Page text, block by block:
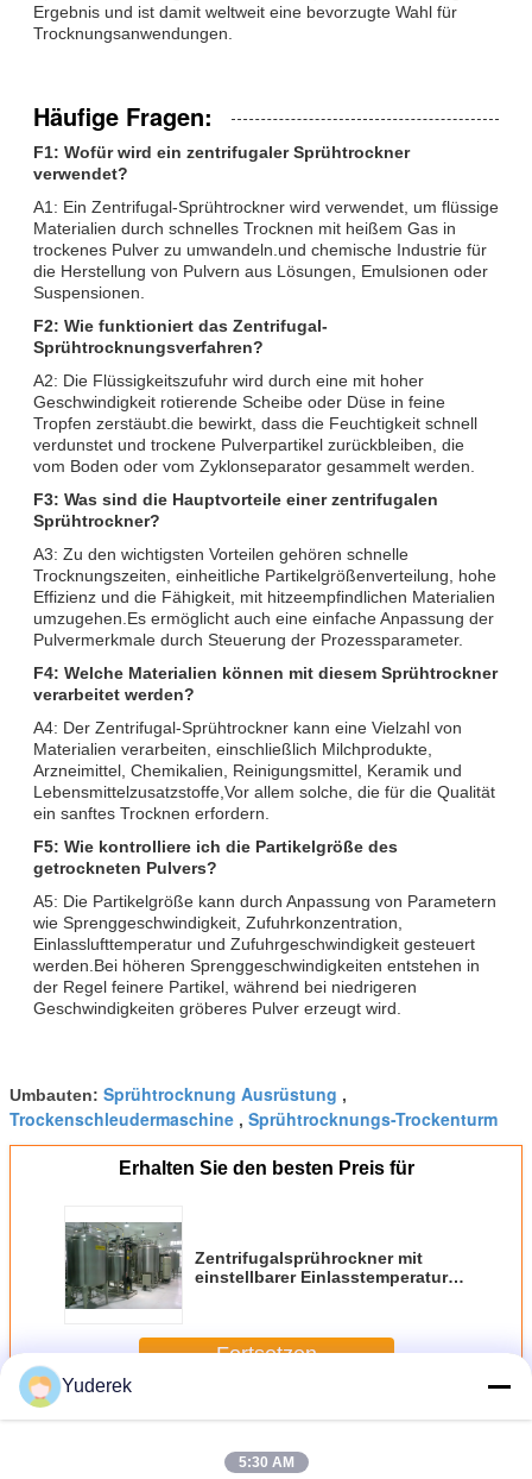
Ergebnis und ist damit weltweit eine bevorzugte Wahl für
Trocknungsanwendungen.
Häufige Fragen:
F1: Wofür wird ein zentrifugaler Sprühtrockner
verwendet?
A1: Ein Zentrifugal-Sprühtrockner wird verwendet, um flüssige
Materialien durch schnelles Trocknen mit heißem Gas in
trockenes Pulver zu umwandeln.und chemische Industrie für
die Herstellung von Pulvern aus Lösungen, Emulsionen oder
Suspensionen.
F2: Wie funktioniert das Zentrifugal-
Sprühtrocknungsverfahren?
A2: Die Flüssigkeitszufuhr wird durch eine mit hoher
Geschwindigkeit rotierende Scheibe oder Düse in feine
Tropfen zerstäubt.die bewirkt, dass die Feuchtigkeit schnell
verdunstet und trockene Pulverpartikel zurückbleiben, die
vom Boden oder vom Zyklonseparator gesammelt werden.
F3: Was sind die Hauptvorteile einer zentrifugalen
Sprühtrockner?
A3: Zu den wichtigsten Vorteilen gehören schnelle
Trocknungszeiten, einheitliche Partikelgrößenverteilung, hohe
Effizienz und die Fähigkeit, mit hitzeempfindlichen Materialien
umzugehen.Es ermöglicht auch eine einfache Anpassung der
Pulvermerkmale durch Steuerung der Prozessparameter.
F4: Welche Materialien können mit diesem Sprühtrockner
verarbeitet werden?
A4: Der Zentrifugal-Sprühtrockner kann eine Vielzahl von
Materialien verarbeiten, einschließlich Milchprodukte,
Arzneimittel, Chemikalien, Reinigungsmittel, Keramik und
Lebensmittelzusatzstoffe,Vor allem solche, die für die Qualität
ein sanftes Trocknen erfordern.
F5: Wie kontrolliere ich die Partikelgröße des
getrockneten Pulvers?
A5: Die Partikelgröße kann durch Anpassung von Parametern
wie Sprenggeschwindigkeit, Zufuhrkonzentration,
Einlasslufttemperatur und Zufuhrgeschwindigkeit gesteuert
werden.Bei höheren Sprenggeschwindigkeiten entstehen in
der Regel feinere Partikel, während bei niedrigeren
Geschwindigkeiten gröberes Pulver erzeugt wird.
Umbauten: Sprühtrocknung Ausrüstung ,
Trockenschleudermaschine , Sprühtrocknungs-Trockenturm
Erhalten Sie den besten Preis für
Zentrifugalsprührockner mit
einstellbarer Einlasstemperatur
200 Mikron und freistehender
oder auf Skid montierter
Fortsetzen
MehrZentrifugaler Sprühtrockner
Yuderek
5:30 AM